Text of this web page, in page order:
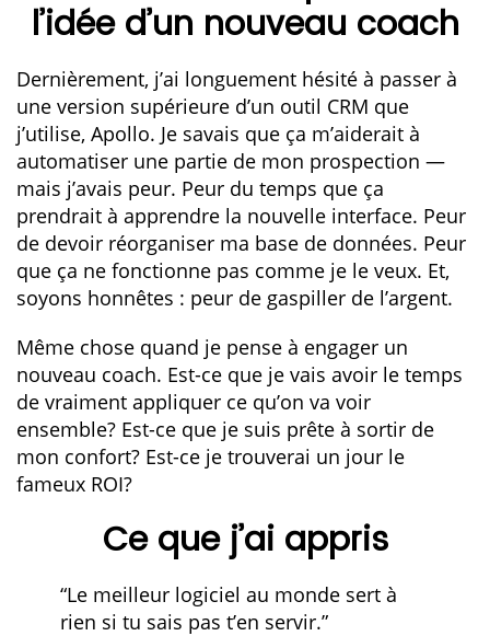
l’idée d’un nouveau coach
Dernièrement, j’ai longuement hésité à passer à
une version supérieure d’un outil CRM que
j’utilise, Apollo. Je savais que ça m’aiderait à
automatiser une partie de mon prospection —
mais j’avais peur. Peur du temps que ça
prendrait à apprendre la nouvelle interface. Peur
de devoir réorganiser ma base de données. Peur
que ça ne fonctionne pas comme je le veux. Et,
soyons honnêtes : peur de gaspiller de l’argent.
Même chose quand je pense à engager un
nouveau coach. Est-ce que je vais avoir le temps
de vraiment appliquer ce qu’on va voir
ensemble? Est-ce que je suis prête à sortir de
mon confort? Est-ce je trouverai un jour le
fameux ROI?
Ce que j’ai appris
“Le meilleur logiciel au monde sert à
rien si tu sais pas t’en servir.”